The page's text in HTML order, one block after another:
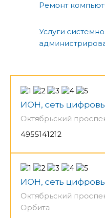
Ремонт
Услуги
ИОН, сеть
Октябрьский
4955141212
ИОН, сеть
Октябрьский
Орбита